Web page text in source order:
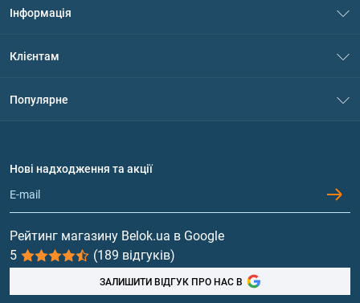
Інформація
Політика конфіденційності
Обмін та повернення
Клієнтам
Популярне
Протеїн
Гейнери
Вітаміни та мінерали
Риб'ячий жир, жирні кислоти
Нові надходження та акції
Рейтинг магазину Belok.ua в Google
5
(189 відгуків)
ЗАЛИШИТИ ВІДГУК ПРО НАС В